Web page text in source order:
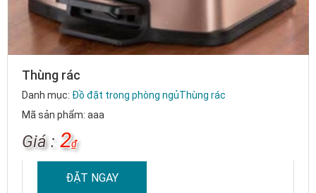
Thùng rác
Danh mục: Đồ đặt trong phòng ngủThùng rác
Mã sản phẩm: aaa
Giá : 2₫
ĐẶT NGAY